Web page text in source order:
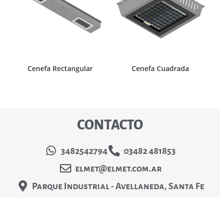
Cenefa Rectangular Cenefa Cuadrada
CONTACTO
3482542794
03482 481853
elmet@elmet.com.ar
Parque Industrial - Avellaneda, Santa Fe